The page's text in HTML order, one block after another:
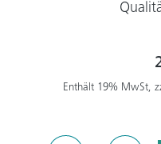
Enthält 19% MwSt,